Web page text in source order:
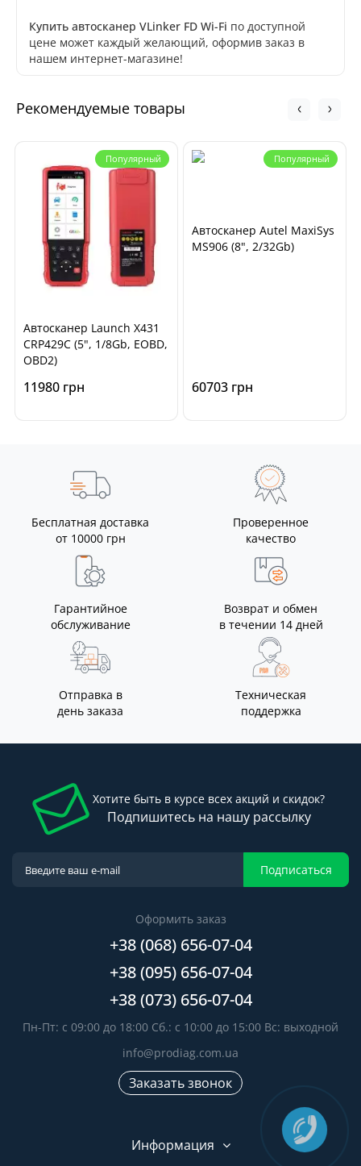
Купить автосканер VLinker FD Wi-Fi по доступной
цене может каждый желающий, оформив заказ в
нашем интернет-магазине!
Рекомендуемые товары
Популярный
Автосканер Launch X431
CRP429C (5", 1/8Gb, EOBD,
OBD2)
11980 грн
Популярный
Автосканер Autel MaxiSys
MS906 (8", 2/32Gb)
60703 грн
Бесплатная доставка
от 10000 грн
Проверенное
качество
Гарантийное
обслуживание
Возврат и обмен
в течении 14 дней
Отправка в
день заказа
Техническая
поддержка
Хотите быть в курсе всех акций и скидок?
Подпишитесь на нашу рассылку
Подписаться
Оформить заказ
+38 (068) 656-07-04
+38 (095) 656-07-04
+38 (073) 656-07-04
Пн-Пт: с 09:00 до 18:00 Сб.: с 10:00 до 15:00 Вс: выходной
info@prodiag.com.ua
Заказать звонок
Информация